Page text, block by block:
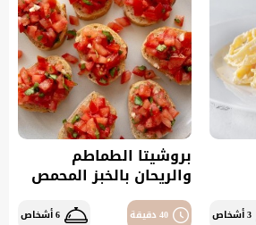
3 أشخاص
بروشيتا الطماطم
والريحان بالخبز المحمص
40 دقيقة 6 أشخاص